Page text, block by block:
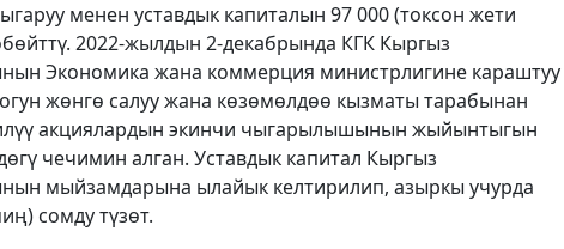
менен уставдык капиталын 97 000 (токсон жети
2022-жылдын 2-декабрында КГК Кыргыз
Экономика жана коммерция министрлигине караштуу
жөнгө салуу жана көзөмөлдөө кызматы тарабынан
акциялардын экинчи чыгарылышынын жыйынтыгын
чечимин алган. Уставдык капитал Кыргыз
мыйзамдарына ылайык келтирилип, азыркы учурда
сомду түзөт.